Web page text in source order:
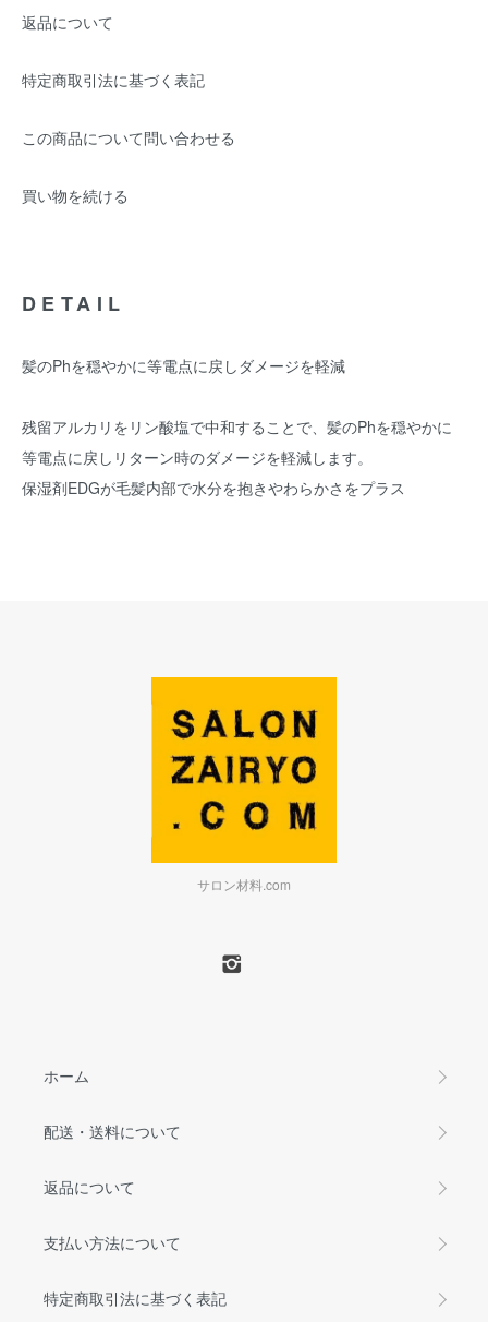
返品について
特定商取引法に基づく表記
この商品について問い合わせる
買い物を続ける
DETAIL
髪のPhを穏やかに等電点に戻しダメージを軽減
残留アルカリをリン酸塩で中和することで、髪のPhを穏やかに
等電点に戻しリターン時のダメージを軽減します。
保湿剤EDGが毛髪内部で水分を抱きやわらかさをプラス
サロン材料.com
ホーム
配送・送料について
返品について
支払い方法について
特定商取引法に基づく表記